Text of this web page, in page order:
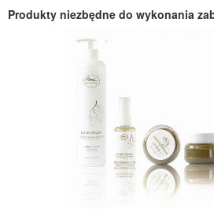
Produkty niezbędne do wykonania